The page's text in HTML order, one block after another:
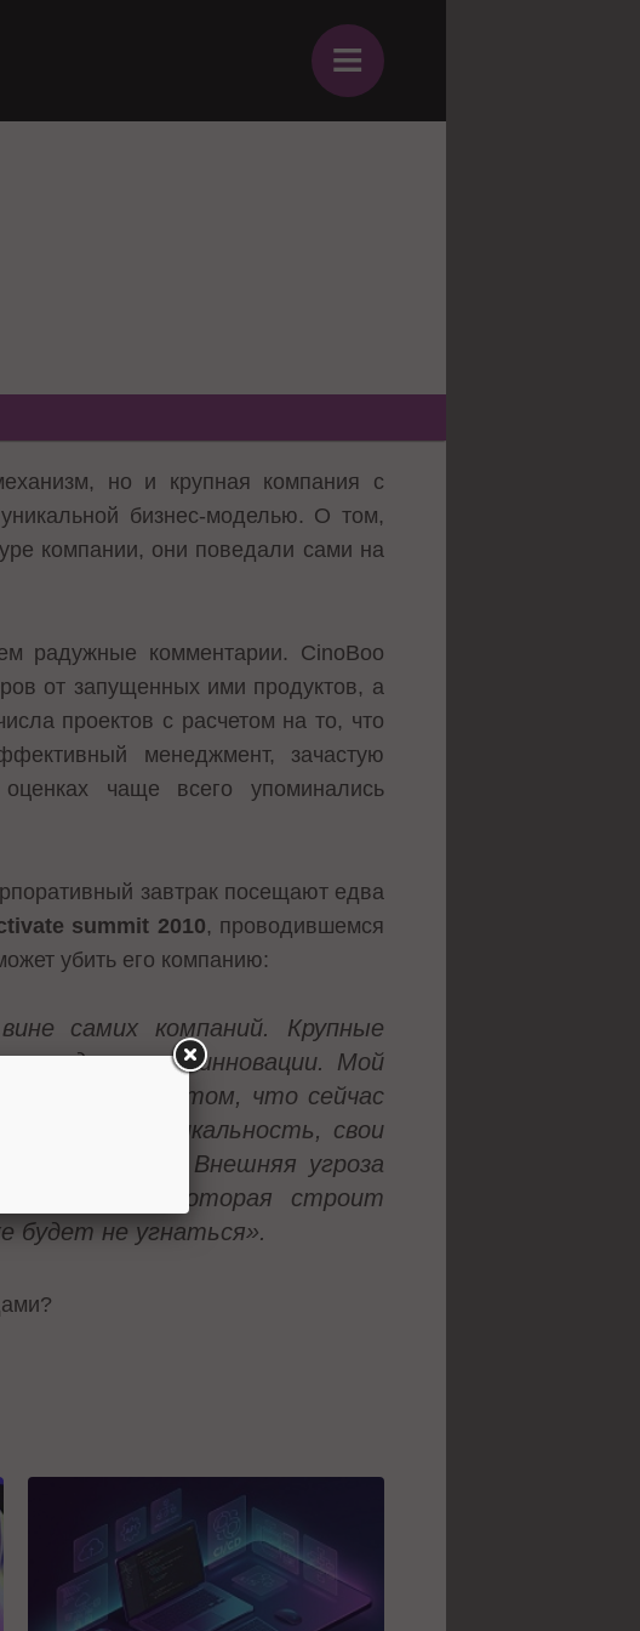
≡
но и крупная компания с
бизнес-моделью. О том,
компании, они поведали сами на
радужные комментарии. CinoBoo
от запущенных ими продуктов, а
проектов с расчетом на то, что
менеджмент, зачастую
чаще всего упоминались
завтрак посещают едва
summit 2010, проводившемся
убить его компанию:
самих компаний. Крупные
в инновации. Мой
в том, что сейчас
свою уникальность, свои
Внешняя угроза
компании, которая строит
будет не угнаться».